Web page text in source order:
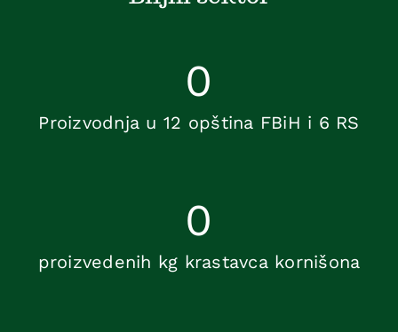
0
Proizvodnja u 12 opština FBiH i 6 RS
0
proizvedenih kg krastavca kornišona